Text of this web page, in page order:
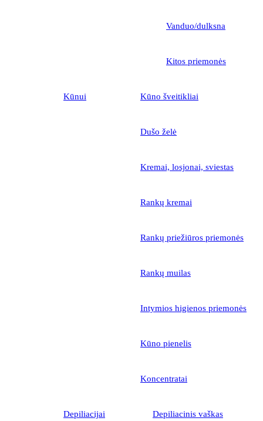
Vanduo/dulksna
Kitos priemonės
Kūnui Kūno šveitikliai
Dušo želė
Kremai, losjonai, sviestas
Rankų kremai
Rankų priežiūros priemonės
Rankų muilas
Intymios higienos priemonės
Kūno pienelis
Koncentratai
Depiliacijai Depiliacinis vaškas